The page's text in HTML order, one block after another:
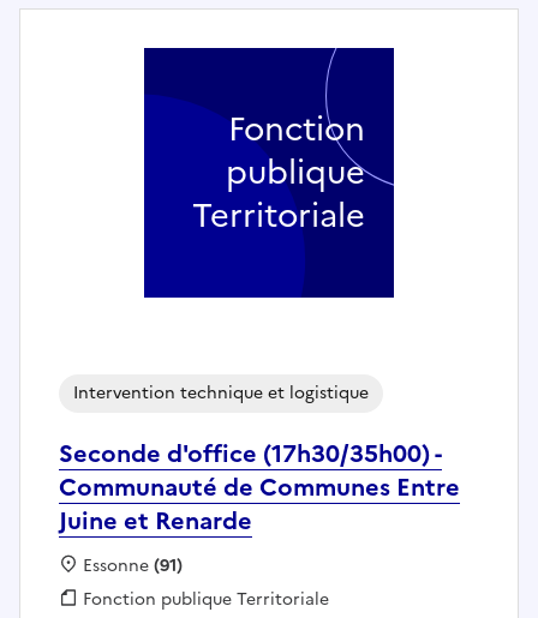
Seconde d'office (17h30/35h00) -
Communauté de Communes Entre
Juine et Renarde
Intervention technique et logistique
Localisation :
Essonne(91)
Fonction publique :
Fonction publique Territoriale
Fonction
publique
Territoriale